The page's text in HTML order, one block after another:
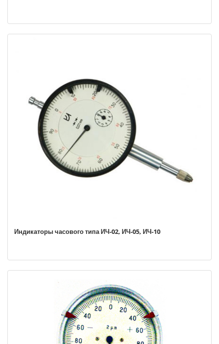
Индикаторы часового типа ИЧ-02, ИЧ-05, ИЧ-10